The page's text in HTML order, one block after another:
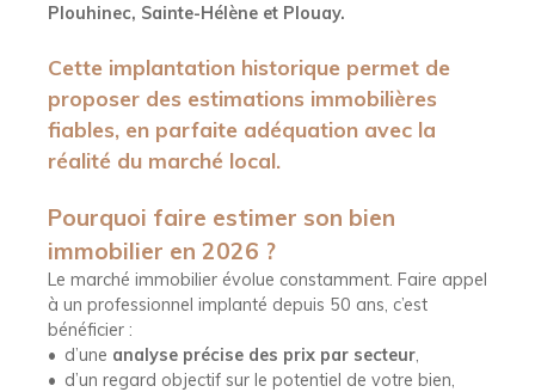
Plouhinec, Sainte-Hélène et Plouay.
Cette implantation historique permet de
proposer des estimations immobilières
fiables, en parfaite adéquation avec la
réalité du marché local.
Pourquoi faire estimer son bien
immobilier en 2026 ?
Le marché immobilier évolue constamment. Faire appel
à un professionnel implanté depuis 50 ans, c’est
bénéficier :
d’une analyse précise des prix par secteur,
d’un regard objectif sur le potentiel de votre bien,